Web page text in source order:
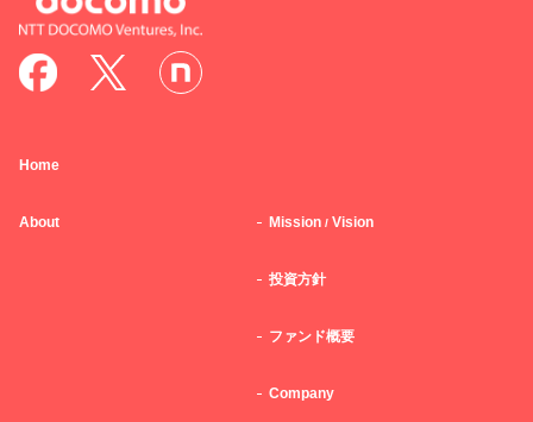
Home
About Mission / Vision
投資方針
ファンド概要
Company